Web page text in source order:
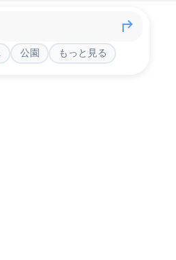
公園 もっと見る